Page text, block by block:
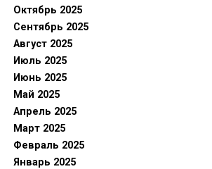
Октябрь 2025
Сентябрь 2025
Август 2025
Июль 2025
Июнь 2025
Май 2025
Апрель 2025
Март 2025
Февраль 2025
Январь 2025